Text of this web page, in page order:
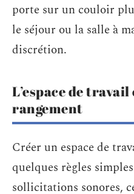
porte sur un couloir
le séjour ou la salle à
discrétion.
L’espace de travail
rangement
Créer un espace de
quelques règles
sollicitations sonores,